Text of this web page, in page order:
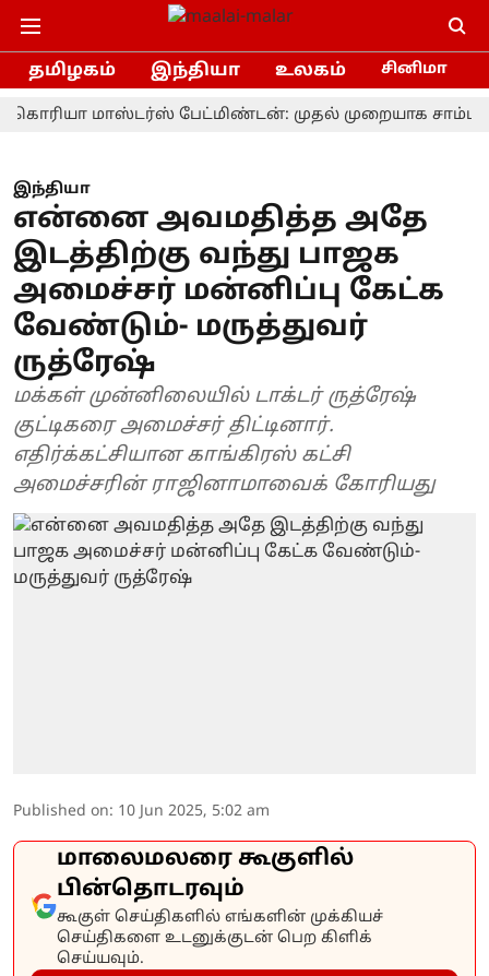
தமிழகம் இந்தியா உலகம் சினிமா
மாஸ்டர்ஸ் பேட்மிண்டன்: முதல் முறையாக
இந்தியா
என்னை அவமதித்த அதே
இடத்திற்கு வந்து பாஜக
அமைச்சர் மன்னிப்பு கேட்க
வேண்டும்- மருத்துவர்
ருத்ரேஷ்
மக்கள் முன்னிலையில் டாக்டர் ருத்ரேஷ்
குட்டிகரை அமைச்சர் திட்டினார்.
எதிர்க்கட்சியான காங்கிரஸ் கட்சி
அமைச்சரின் ராஜினாமாவைக் கோரியது
Published on: 10 Jun 2025, 5:02 am
மாலைமலரை கூகுளில்
பின்தொடரவும்
கூகுள் செய்திகளில் எங்களின் முக்கியச்
செய்திகளை உடனுக்குடன் பெற கிளிக்
செய்யவும்.